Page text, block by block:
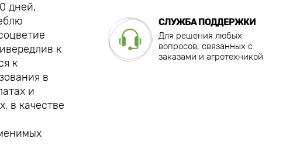
дней,
к
к
в
и
в качестве
СЛУЖБА ПОДДЕРЖКИ
Для решения любых
вопросов, связанных с
заказами и агротехникой